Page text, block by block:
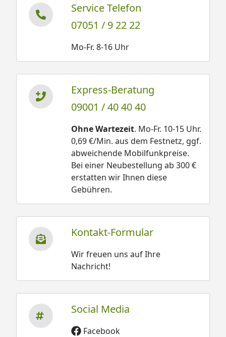
Service Telefon
07051 / 9 22 22
Mo-Fr. 8-16 Uhr
Express-Beratung
09001 / 40 40 40
Ohne Wartezeit. Mo-Fr. 10-15 Uhr.
0,69 €/Min. aus dem Festnetz, ggf.
abweichende Mobilfunkpreise.
Bei einer Neubestellung ab 300 €
erstatten wir Ihnen diese
Gebühren.
Kontakt-Formular
Wir freuen uns auf Ihre
Nachricht!
Social Media
Facebook